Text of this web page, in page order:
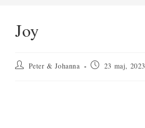
Joy
Inläggsförfattare:
Peter & Johanna
Inlägget23 maj, 2023